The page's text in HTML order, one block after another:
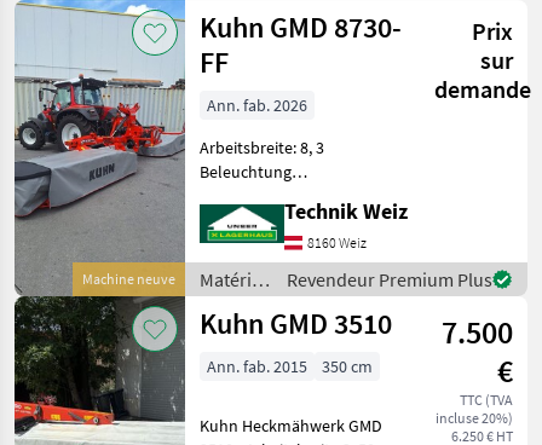
Entlastung
de
fenaison
/ Kuhn
Machine neuve
Kuhn GMD 8730-
FF
Prix
sur
demande
Ann. fab. 2026
Arbeitsbreite: 8, 3
Beleuchtung
Schwadscheiben
Auflagedruck hydraulisch
verstellbar Matériels de
fenaison Faucheuses
Technik Weiz
8160 Weiz
Matériels
de
fenaison
Revendeur Premium Plus
Kuhn GMD 3510
7.500
€
TTC (TVA
incluse 20%)
6.250 € HT
Ann. fab. 2015 350 cm
Kuhn Heckmähwerk GMD